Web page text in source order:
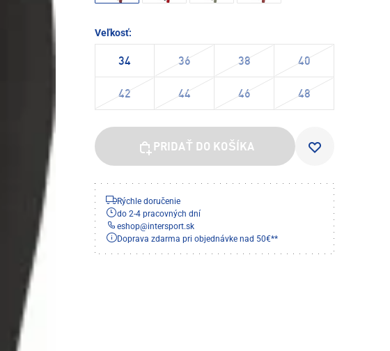
Veľkosť:
34 36 38 40
42 44 46 48
PRIDAŤ DO KOŠÍKA
Rýchle doručenie
do 2-4 pracovných dní
eshop@intersport.sk
Doprava zdarma pri objednávke nad 50€**